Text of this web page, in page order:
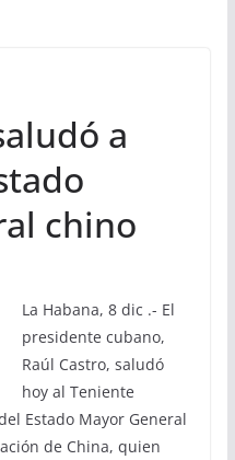
a
chino
La Habana, 8 dic .- El
presidente cubano,
Raúl Castro, saludó
hoy al Teniente
Estado Mayor General
de China, quien